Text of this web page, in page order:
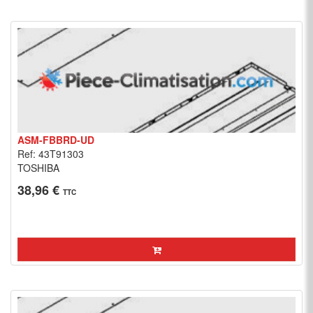
ASM-FBBRD-UD
Ref: 43T91303
TOSHIBA
38,96 € TTC